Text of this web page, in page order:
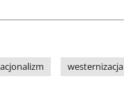
westernizacja